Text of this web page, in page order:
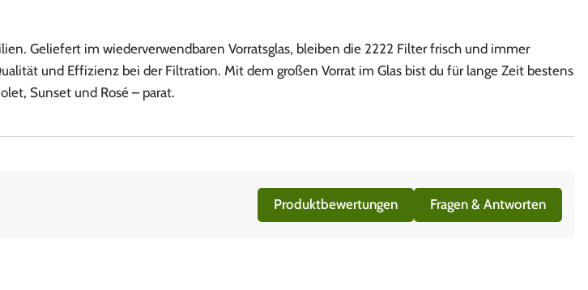
Geliefert im wiederverwendbaren Vorratsglas, bleiben die 2222 Filter frisch und immer
und Effizienz bei der Filtration. Mit dem großen Vorrat im Glas bist du für lange Zeit bestens
Sunset und Rosé – parat.
Produktbewertungen Fragen & Antworten